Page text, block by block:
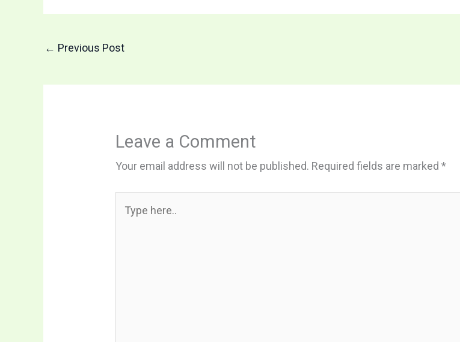
← Previous Post
Leave a Comment
Your email address will not be published. Required fields are marked*